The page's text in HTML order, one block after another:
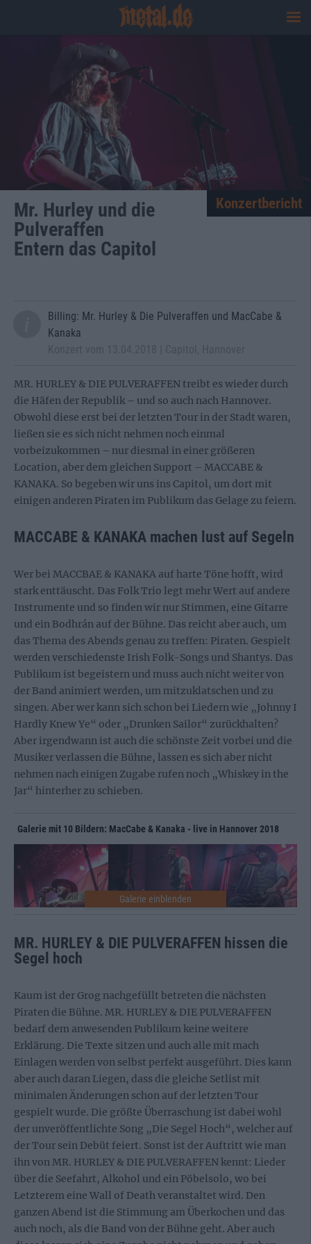
Mr. Hurley und die
Pulveraffen
Entern das Capitol
Konzertbericht
Billing: Mr. Hurley & Die Pulveraffen und MacCabe &
Kanaka
MR. HURLEY & DIE PULVERAFFEN treibt es wieder durch
die Häfen der Republik – und so auch nach Hannover.
Obwohl diese erst bei der letzten Tour in der Stadt waren,
ließen sie es sich nicht nehmen noch einmal
vorbeizukommen – nur diesmal in einer größeren
Location, aber dem gleichen Support – MACCABE &
KANAKA. So begeben wir uns ins Capitol, um dort mit
einigen anderen Piraten im Publikum das Gelage zu feiern.
MACCABE & KANAKA machen lust auf Segeln
Wer bei MACCBAE & KANAKA auf harte Töne hofft, wird
stark enttäuscht. Das Folk Trio legt mehr Wert auf andere
Instrumente und so finden wir nur Stimmen, eine Gitarre
und ein Bodhrán auf der Bühne. Das reicht aber auch, um
das Thema des Abends genau zu treffen: Piraten. Gespielt
werden verschiedenste Irish Folk-Songs und Shantys. Das
Publikum ist begeistern und muss auch nicht weiter von
der Band animiert werden, um mitzuklatschen und zu
singen. Aber wer kann sich schon bei Liedern wie „Johnny I
Hardly Knew Ye“ oder „Drunken Sailor“ zurückhalten?
Aber irgendwann ist auch die schönste Zeit vorbei und die
Musiker verlassen die Bühne, lassen es sich aber nicht
nehmen nach einigen Zugabe rufen noch „Whiskey in the
Jar“ hinterher zu schieben.
Galerie mit 10 Bildern: MacCabe & Kanaka - live in Hannover 2018
MR. HURLEY & DIE PULVERAFFEN hissen die
Segel hoch
Kaum ist der Grog nachgefüllt betreten die nächsten
Piraten die Bühne. MR. HURLEY & DIE PULVERAFFEN
bedarf dem anwesenden Publikum keine weitere
Erklärung. Die Texte sitzen und auch alle mit mach
Einlagen werden von selbst perfekt ausgeführt. Dies kann
aber auch daran Liegen, dass die gleiche Setlist mit
minimalen Änderungen schon auf der letzten Tour
gespielt wurde. Die größte Überraschung ist dabei wohl
der unveröffentlichte Song „Die Segel Hoch“, welcher auf
der Tour sein Debüt feiert. Sonst ist der Auftritt wie man
ihn von MR. HURLEY & DIE PULVERAFFEN kennt: Lieder
über die Seefahrt, Alkohol und ein Pöbelsolo, wo bei
Letzterem eine Wall of Death veranstaltet wird. Den
ganzen Abend ist die Stimmung am Überkochen und das
auch noch, als die Band von der Bühne geht. Aber auch